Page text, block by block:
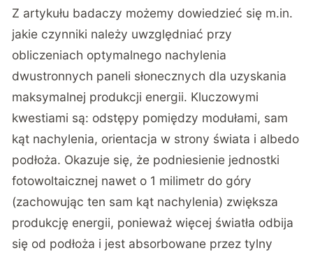
Z artykułu badaczy możemy dowiedzieć się m.in.
jakie czynniki należy uwzględniać przy
obliczeniach optymalnego nachylenia
dwustronnych paneli słonecznych dla uzyskania
maksymalnej produkcji energii. Kluczowymi
kwestiami są: odstępy pomiędzy modułami, sam
kąt nachylenia, orientacja w strony świata i albedo
podłoża. Okazuje się, że podniesienie jednostki
fotowoltaicznej nawet o 1 milimetr do góry
(zachowując ten sam kąt nachylenia) zwiększa
produkcję energii, ponieważ więcej światła odbija
się od podłoża i jest absorbowane przez tylny